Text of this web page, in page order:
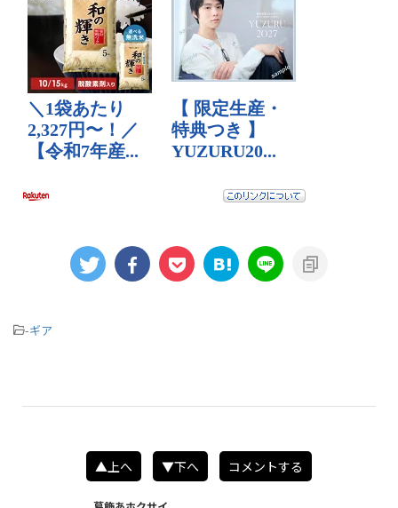
-ギア
▲上へ ▼下へ コメントする